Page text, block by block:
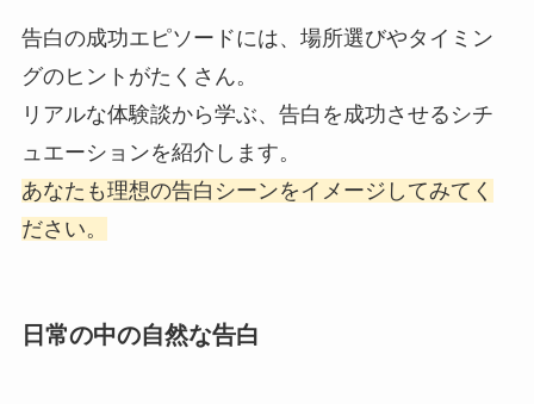
告白の成功エピソードには、場所選びやタイミン
グのヒントがたくさん。
リアルな体験談から学ぶ、告白を成功させるシチ
ュエーションを紹介します。
あなたも理想の告白シーンをイメージしてみてく
ださい。
日常の中の自然な告白